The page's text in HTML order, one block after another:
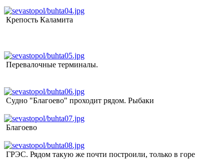
Крепость Каламита
Перевалочные терминалы.
Судно "Благоево" проходит рядом. Рыбаки
Благоево
ГРЭС. Рядом такую же почти построили, только в горе